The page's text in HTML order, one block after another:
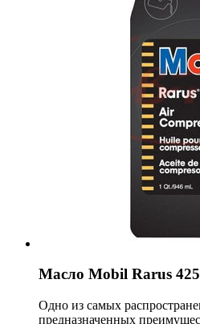
Масло Mobil Rarus
Одно из самых
предназначенных